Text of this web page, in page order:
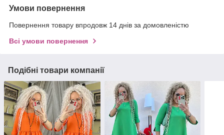
Умови повернення
Повернення товару впродовж 14 днів за домовленістю
Всі умови повернення
Подібні товари компанії